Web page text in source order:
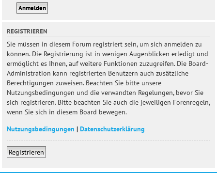
REGISTRIEREN
Sie müssen in diesem Forum registriert sein, um sich anmelden zu
können. Die Registrierung ist in wenigen Augenblicken erledigt und
ermöglicht es Ihnen, auf weitere Funktionen zuzugreifen. Die Board-
Administration kann registrierten Benutzern auch zusätzliche
Berechtigungen zuweisen. Beachten Sie bitte unsere
Nutzungsbedingungen und die verwandten Regelungen, bevor Sie
sich registrieren. Bitte beachten Sie auch die jeweiligen Forenregeln,
wenn Sie sich in diesem Board bewegen.
Nutzungsbedingungen | Datenschutzerklärung
Registrieren